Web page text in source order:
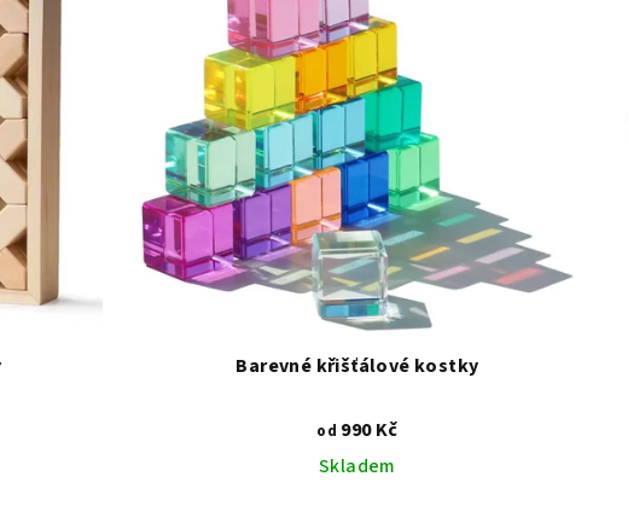
Barevné křišťálové kostky
od 990 Kč
Skladem